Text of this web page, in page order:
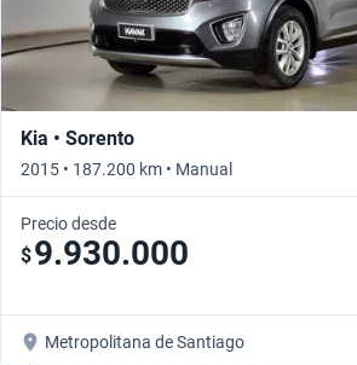
Kia • Sorento
2015 • 187.200 km • Manual
Precio desde
$9.930.000
Metropolitana de Santiago